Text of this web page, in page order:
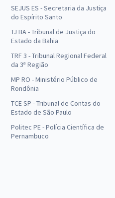
SEJUS ES - Secretaria da Justiça
do Espírito Santo
TJ BA - Tribunal de Justiça do
Estado da Bahia
TRF 3 - Tribunal Regional Federal
da 3ª Região
MP RO - Ministério Público de
Rondônia
TCE SP - Tribunal de Contas do
Estado de São Paulo
Politec PE - Polícia Científica de
Pernambuco